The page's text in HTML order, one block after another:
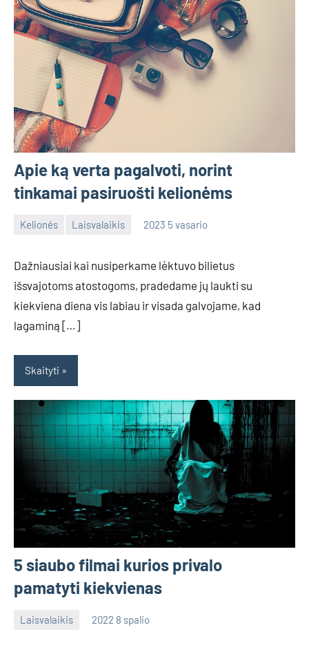
Apie ką verta pagalvoti, norint
tinkamai pasiruošti kelionėms
Kelionės Laisvalaikis 2023 5 vasario
Dažniausiai kai nusiperkame lėktuvo bilietus
išsvajotoms atostogoms, pradedame jų laukti su
kiekviena diena vis labiau ir visada galvojame, kad
lagaminą […]
Skaityti
5 siaubo filmai kurios privalo
pamatyti kiekvienas
Laisvalaikis 2022 8 spalio